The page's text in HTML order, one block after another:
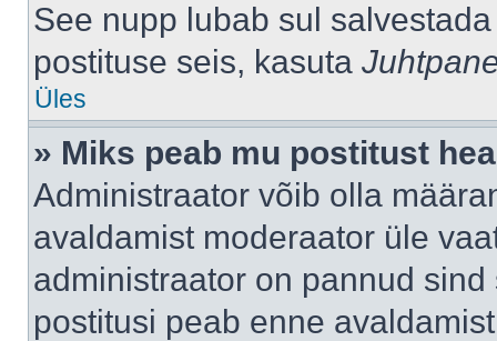
See nupp lubab sul
postituse seis, kasuta
Üles
» Miks peab mu postitust
Administraator võib olla
avaldamist moderaator üle
administraator on pannud
postitusi peab enne